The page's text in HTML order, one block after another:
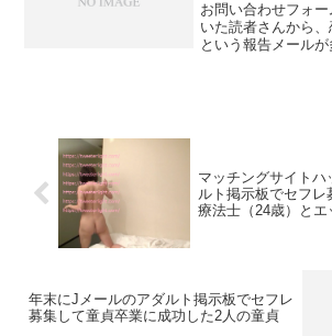
お問い合わせフォ
いた読者さんから
という報告メール
マッチングサイト
ルト掲示板でセフ
療法士（24歳）とエ
年末にJメールのアダルト掲示板でセフレ
募集して童貞卒業に成功した2人の童貞